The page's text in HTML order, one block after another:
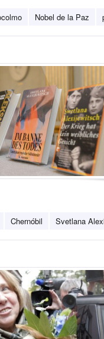
Nobel de la Paz
Chernóbil Svetlana